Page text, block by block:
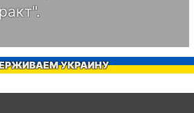
УКРАИНУ